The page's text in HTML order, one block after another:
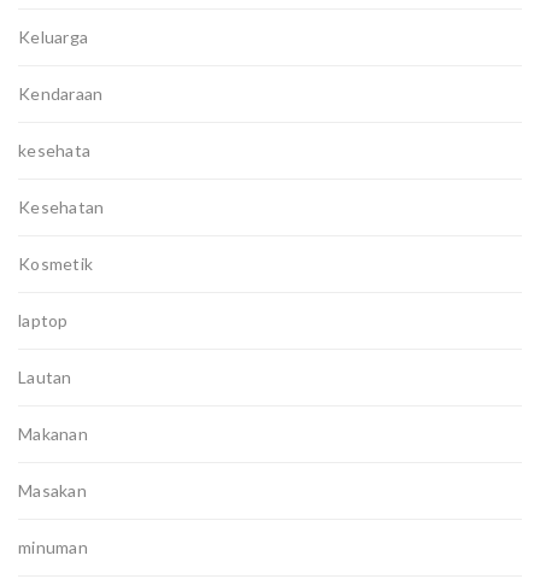
Keluarga
Kendaraan
kesehata
Kesehatan
Kosmetik
laptop
Lautan
Makanan
Masakan
minuman